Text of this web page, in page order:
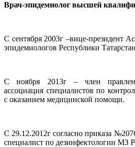
Врач-эпидемиолог высшей
С сентября 2003г –вице-президент
эпидемиологов Республики
С ноября 2013г – член
ассоциация специалистов по
с оказанием медицинской помощи.
С 29.12.2012г согласно приказа
специалист по дезинфектологии МЗ